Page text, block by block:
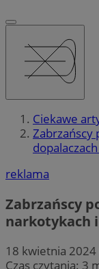
Ciekawe
Zabrzańscy
reklama
Zabrzańscy
narkotykach
18 kwietnia
Czas czytania: 3